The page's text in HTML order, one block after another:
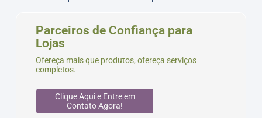
Parceiros de Confiança para
Lojas
Ofereça mais que produtos, ofereça serviços
completos.
Clique Aqui e Entre em
Contato Agora!